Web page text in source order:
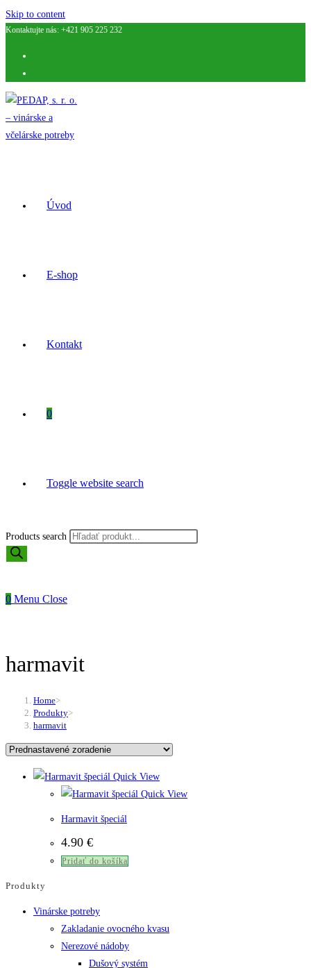
Skip to content
Kontaktujte nás: +421 905 225 232
Úvod
E-shop
Kontakt
0
Toggle website search
Products search
0 Menu Close
harmavit
Home>
Produkty>
harmavit
Quick View
Quick View
Harmavit špeciál
4.90 €
Pridať do košíka
Produkty
Vinárske potreby
Zakladanie ovocného kvasu
Nerezové nádoby
Dušový systém